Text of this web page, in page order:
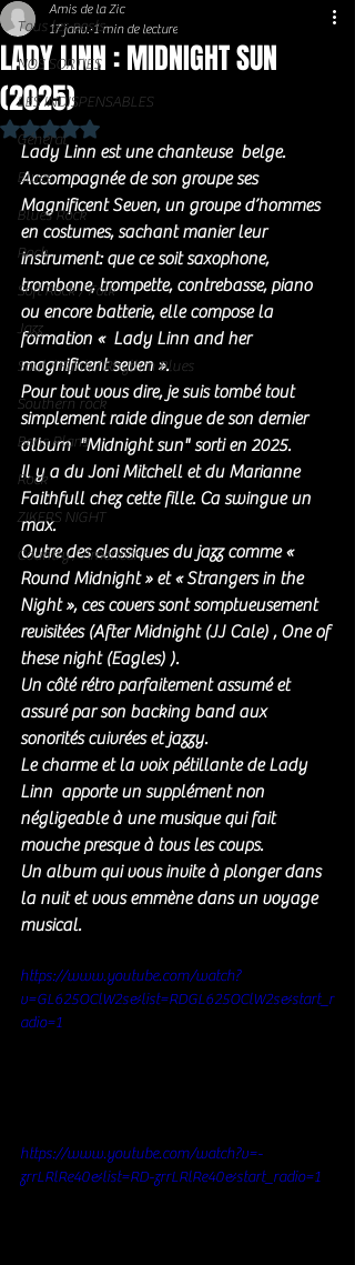
Tous les posts
NOS SORTIES
LES INDISPENSABLES
Général
Blues
Blues Rock
Rock
Soft Rock / Folk
Jazz
Soul / Funk / Rhythm Blues
Southern rock
Bons Plans
Rock
ZIKERS NIGHT
Country / Americana
LADY LINN : MIDNIGHT SUN
(2025)
Amis de la Zic
17 janv. 1 min de lecture
Noté NaN étoiles sur 5.
Lady Linn est une chanteuse  belge.
Accompagnée de son groupe ses
Magnificent Seven, un groupe d’hommes
en costumes, sachant manier leur
instrument: que ce soit saxophone,
trombone, trompette, contrebasse, piano
ou encore batterie, elle compose la
formation «  Lady Linn and her
magnificent seven ».
Pour tout vous dire, je suis tombé tout
simplement raide dingue de son dernier
album  "Midnight sun" sorti en 2025.
Il y a du Joni Mitchell et du Marianne
Faithfull chez cette fille. Ca swingue un
max.
Outre des classiques du jazz comme «
Round Midnight » et « Strangers in the
Night », ces covers sont somptueusement
revisitées (After Midnight (JJ Cale) , One of
these night (Eagles) ).
Un côté rétro parfaitement assumé et
assuré par son backing band aux
sonorités cuivrées et jazzy.
Le charme et la voix pétillante de Lady
Linn  apporte un supplément non
négligeable à une musique qui fait
mouche presque à tous les coups.
Un album qui vous invite à plonger dans
la nuit et vous emmène dans un voyage
musical.
https://www.youtube.com/watch?
v=GL625OClW2s&list=RDGL625OClW2s&start_r
adio=1
https://www.youtube.com/watch?v=-
zrrLRlRe40&list=RD-zrrLRlRe40&start_radio=1